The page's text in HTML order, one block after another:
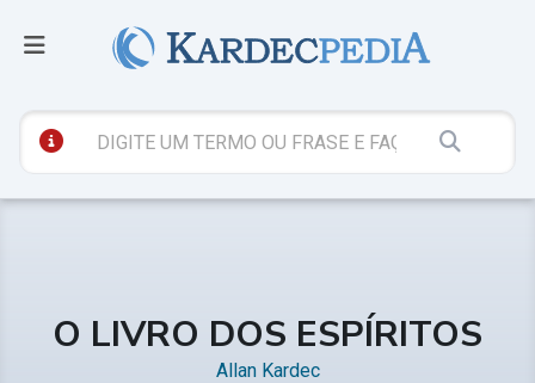
O LIVRO DOS ESPÍRITOS
Allan Kardec